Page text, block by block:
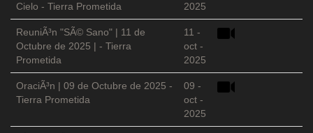
Cielo - Tierra Prometida
2025
ReuniÃ³n "SÃ© Sano" | 11 de
Octubre de 2025 | - Tierra
Prometida
11 -
oct -
2025
OraciÃ³n | 09 de Octubre de 2025 -
Tierra Prometida
09 -
oct -
2025